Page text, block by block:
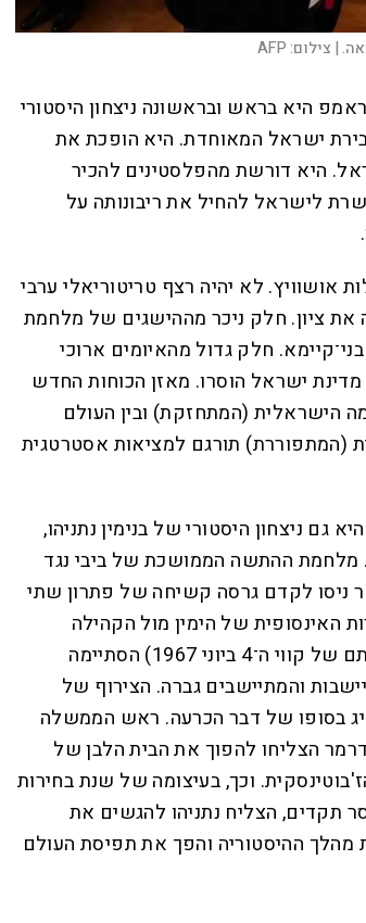
| צילום:AFP
היא בראש ובראשונה ניצחון היסטורי
ישראל המאוחדת. היא הופכת את
היא דורשת מהפלסטינים להכיר
לישראל להחיל את ריבונותה על
אושוויץ. לא יהיה רצף טריטוריאלי ערבי
ציון. חלק ניכר מההישגים של מלחמת
חלק גדול מהאיומים ארוכי
מדינת ישראל הוסרו. מאזן הכוחות החדש
הישראלית (המתחזקת) ובין העולם
(המתפוררת) תורגם למציאות אסטרטגית
ניצחון היסטורי של בנימין נתניהו,
מלחמת ההתשה הממושכת של ביבי נגד
לקדם גרסה קשיחה של פתרון שתי
האינסופית של הימין מול הקהילה
הבינלאומית (אשר האמינה בקדושתם של קווי ה־4 ביוני 1967) הסתיימה
והמתיישבים גברה. הצירוף של
בסופו של דבר הכרעה. ראש הממשלה
דרמר הצליחו להפוך את הבית הלבן של
וכך, בעיצומה של שנת בחירות
תקדים, הצליח נתניהו להגשים את
ההיסטוריה והפך את תפיסת העולם